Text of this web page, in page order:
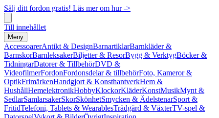
Sälj ditt fordon gratis! Läs mer om hur ->
Till innehållet
Meny
AccessoarerAntikt & DesignBarnartiklarBarnkläder &
BarnskorBarnleksakerBiljetter & ResorBygg & VerktygBöcker &
TidningarDatorer & TillbehörDVD &
VideofilmerFordonFordonsdelar & tillbehörFoto, Kameror &
OptikFrimärkenHandgjort & KonsthantverkHem &
HushållHemelektronikHobbyKlockorKläderKonstMusikMynt &
SedlarSamlarsakerSkorSkönhetSmycken & ÄdelstenarSport &
FritidTelefoni, Tablets & WearablesTrädgård & VäxterTV-spel &